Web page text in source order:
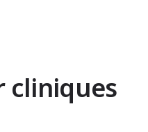
cliniques